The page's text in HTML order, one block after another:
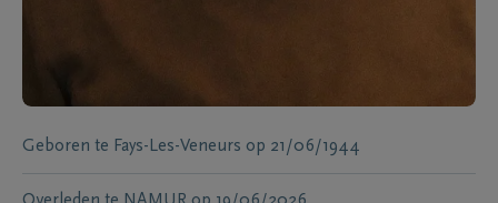
Geboren te Fays-Les-Veneurs op 21/06/1944